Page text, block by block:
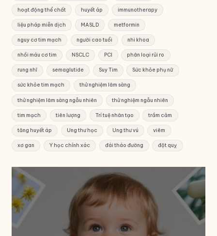
hoạt động thể chất huyết áp immunotherapy
liệu pháp miễn dịch MASLD metformin
nguy cơ tim mạch người cao tuổi nhi khoa
nhồi máu cơ tim NSCLC PCI phân loại rủi ro
rung nhĩ semaglutide Suy Tim Sức khỏe phụ nữ
sức khỏe tim mạch thử nghiệm lâm sàng
thử nghiệm lâm sàng ngẫu nhiên thử nghiệm ngẫu nhiên
tim mạch tiên lượng Trí tuệ nhân tạo trầm cảm
tăng huyết áp Ung thư học Ung thư vú viêm
xơ gan Y học chính xác đái tháo đường đột quỵ